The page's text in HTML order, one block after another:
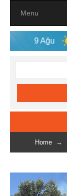
32°C
Home→